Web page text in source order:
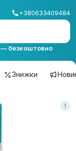
+380633409484
— безкоштовно
Знижки